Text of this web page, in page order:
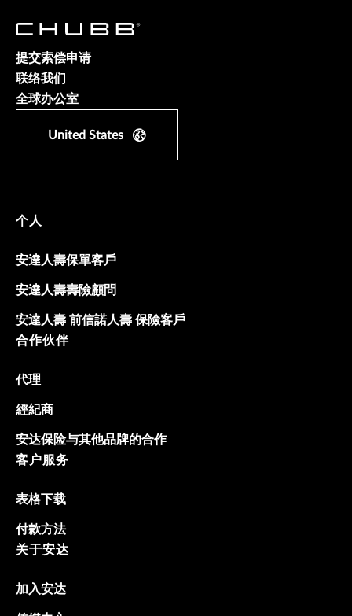
提交索偿申请
联络我们
全球办公室
United States
个人
安達人壽保單客戶
安達人壽壽險顧問
安達人壽 前信諾人壽 保險客戶
合作伙伴
代理
經紀商
安达保险与其他品牌的合作
客户服务
表格下载
付款方法
关于安达
加入安达